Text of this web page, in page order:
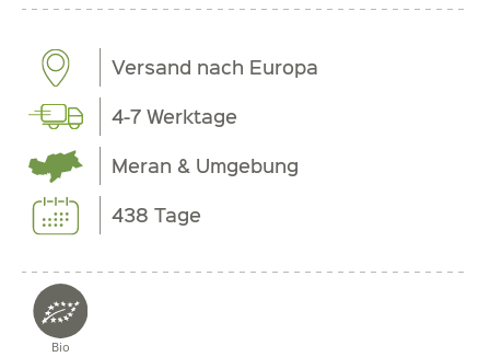
Versand nach Europa
4-7 Werktage
Meran & Umgebung
438 Tage
Bio